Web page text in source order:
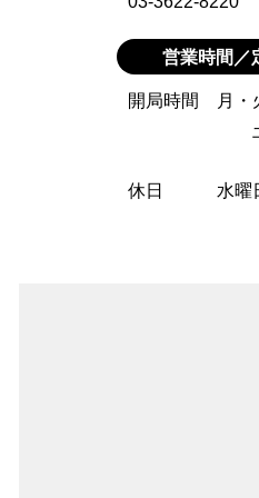
営業時間／
開局時間 月・
土曜日
休日 水曜